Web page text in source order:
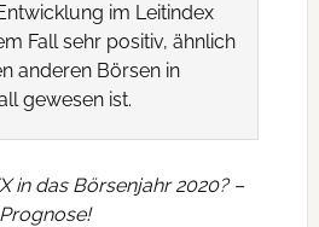
im Leitindex
Fall sehr positiv, ähnlich
anderen Börsen in
gewesen ist.
in das Börsenjahr 2020? –